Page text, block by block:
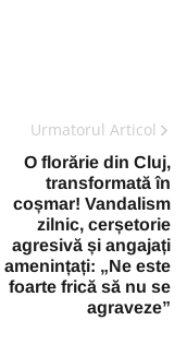
Urmatorul Articol
O florărie din Cluj,
transformată în
coșmar! Vandalism
zilnic, cerșetorie
agresivă și angajați
amenințați: „Ne este
foarte frică să nu se
agraveze”